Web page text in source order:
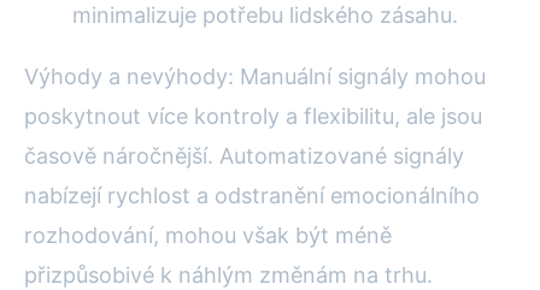
minimalizuje potřebu lidského zásahu.
Výhody a nevýhody: Manuální signály mohou
poskytnout více kontroly a flexibilitu, ale jsou
časově náročnější. Automatizované signály
nabízejí rychlost a odstranění emocionálního
rozhodování, mohou však být méně
přizpůsobivé k náhlým změnám na trhu.